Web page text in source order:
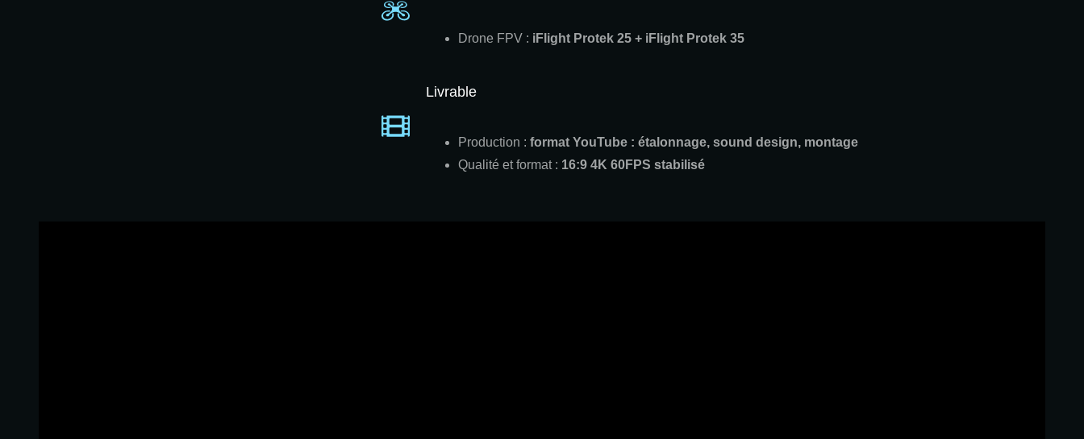
Drone FPV : iFlight Protek 25 + iFlight Protek 35
Livrable
Production :format YouTube : étalonnage, sound design, montage
Qualité et format : 16:9 4K 60FPS stabilisé